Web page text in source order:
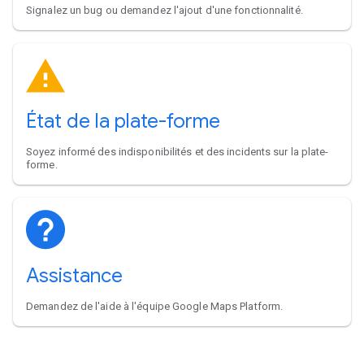
Signalez un bug ou demandez l'ajout d'une fonctionnalité.
État de la plate-forme
Soyez informé des indisponibilités et des incidents sur la plate-
forme.
Assistance
Demandez de l'aide à l'équipe Google Maps Platform.